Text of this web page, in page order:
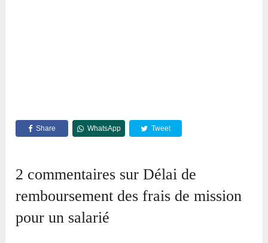
Share WhatsApp Tweet
2 commentaires sur Délai de
remboursement des frais de mission
pour un salarié